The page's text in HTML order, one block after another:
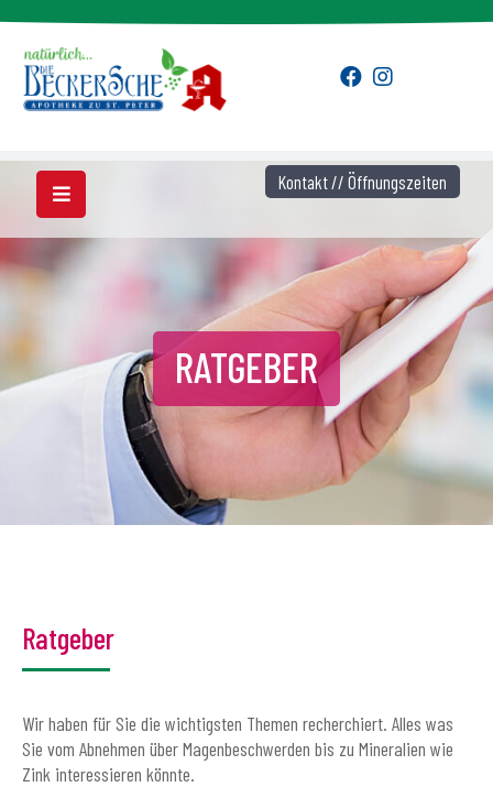
RATGEBER
Ratgeber
Wir haben für Sie die wichtigsten Themen recherchiert. Alles was
Sie vom Abnehmen über Magenbeschwerden bis zu Mineralien wie
Zink interessieren könnte.
Kontakt // Öffnungszeiten